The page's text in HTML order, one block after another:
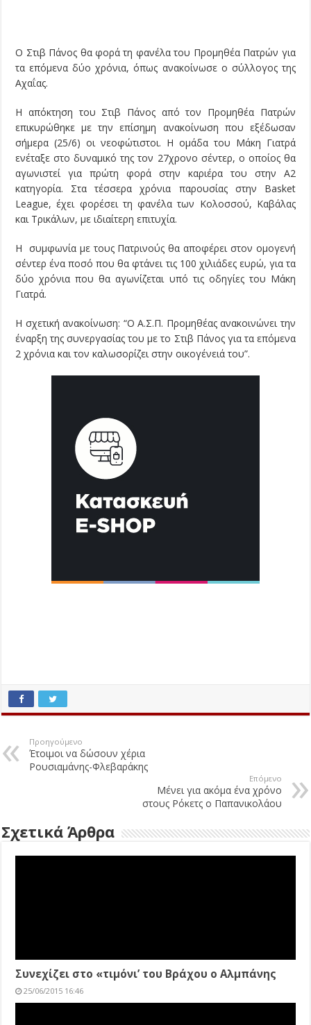
Ο Στιβ Πάνος θα φορά τη φανέλα του Προμηθέα Πατρών για
τα επόμενα δύο χρόνια, όπως ανακοίνωσε ο σύλλογος της
Αχαΐας.
H απόκτηση του Στιβ Πάνος από τον Προμηθέα Πατρών
επικυρώθηκε με την επίσημη ανακοίνωση που εξέδωσαν
σήμερα (25/6) οι νεοφώτιστοι. Η ομάδα του Μάκη Γιατρά
ενέταξε στο δυναμικό της τον 27χρονο σέντερ, ο οποίος θα
αγωνιστεί για πρώτη φορά στην καριέρα του στην Α2
κατηγορία. Στα τέσσερα χρόνια παρουσίας στην Basket
League, έχει φορέσει τη φανέλα των Κολοσσού, Καβάλας
και Τρικάλων, με ιδιαίτερη επιτυχία.
H συμφωνία με τους Πατρινούς θα αποφέρει στον ομογενή
σέντερ ένα ποσό που θα φτάνει τις 100 χιλιάδες ευρώ, για τα
δύο χρόνια που θα αγωνίζεται υπό τις οδηγίες του Μάκη
Γιατρά.
Η σχετική ανακοίνωση: “Ο Α.Σ.Π. Προμηθέας ανακοινώνει την
έναρξη της συνεργασίας του με το Στιβ Πάνος για τα επόμενα
2 χρόνια και τον καλωσορίζει στην οικογένειά του”.
Προηγούμενο
Έτοιμοι να δώσουν χέρια
Ρουσιαμάνης-Φλεβαράκης
Επόμενο
Μένει για ακόμα ένα χρόνο
στους Ρόκετς ο Παπανικολάου
Σχετικά Άρθρα
Παπανικολάου
25/06/2015 11:56